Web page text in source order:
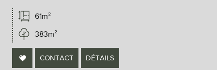
61m²
383m²
CONTACT DÉTAILS